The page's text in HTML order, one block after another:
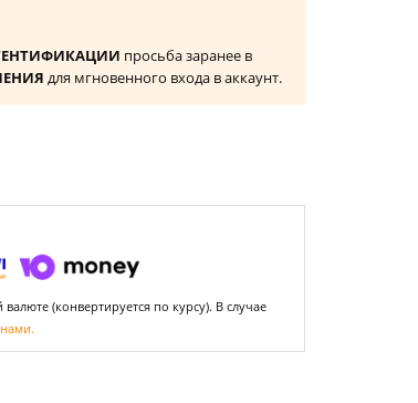
просьба заранее в
для мгновенного входа в аккаунт.
(конвертируется по курсу). В случае